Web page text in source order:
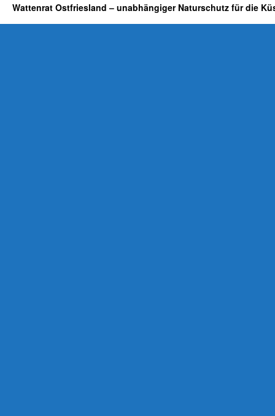
Wattenrat Ostfriesland – unabhängiger Naturschutz für die